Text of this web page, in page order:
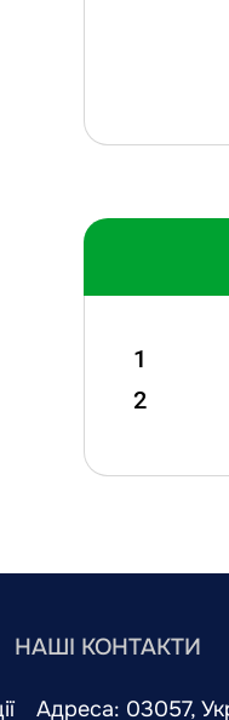
1
2
НАШІ КОНТАКТИ
Адреса: 03057,